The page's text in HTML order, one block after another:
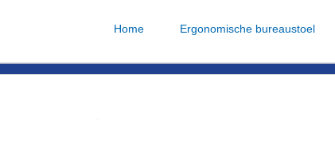
Home Ergonomische bureaustoel